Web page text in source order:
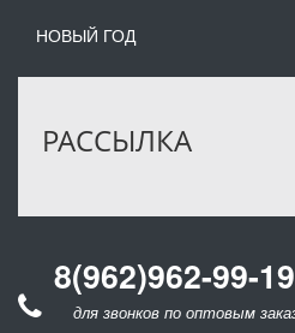
НОВЫЙ ГОД
РАССЫЛКА
8(962)962-99-19
для звонков по оптовым заказам